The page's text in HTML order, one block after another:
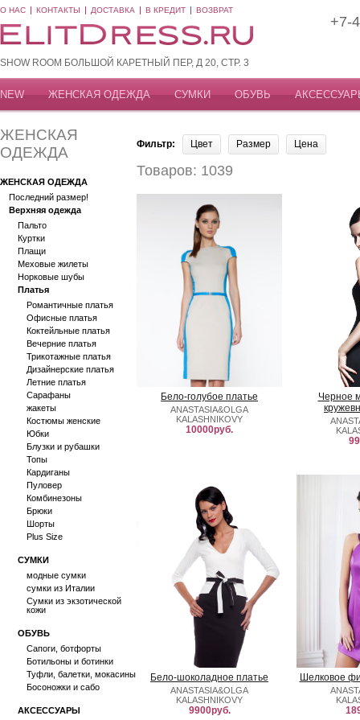
О НАС КОНТАКТЫ ДОСТАВКА В КРЕДИТ ВОЗВРАТ
SHOW ROOM БОЛЬШОЙ КАРЕТНЫЙ ПЕР, Д 20, СТР. 3
+7-
NEW ЖЕНСКАЯ ОДЕЖДА СУМКИ ОБУВЬ
ЖЕНСКАЯ
ОДЕЖДА
ЖЕНСКАЯ ОДЕЖДА
Последний размер!
Верхняя одежда
Пальто
Куртки
Плащи
Меховые жилеты
Норковые шубы
Платья
Романтичные платья
Офисные платья
Коктейльные платья
Вечерние платья
Трикотажные платья
Дизайнерские платья
Летние платья
Сарафаны
жакеты
Костюмы женские
Юбки
Блузки и рубашки
Топы
Кардиганы
Пуловер
Комбинезоны
Брюки
Шорты
Plus Size
СУМКИ
модные сумки
сумки из Италии
Сумки из экзотической
кожи
ОБУВЬ
Сапоги, ботфорты
Ботильоны и ботинки
Туфли, балетки, мокасины
Босоножки и сабо
АКСЕССУАРЫ
Фильтр: Цвет Размер Цена
Товаров: 1039
Бело-голубое платье
ANASTASIA&OLGA
KALASHNIKOVY
10000руб.
Черное
Бело-шоколадное платье
ANASTASIA&OLGA
KALASHNIKOVY
9900руб.
Шелковое